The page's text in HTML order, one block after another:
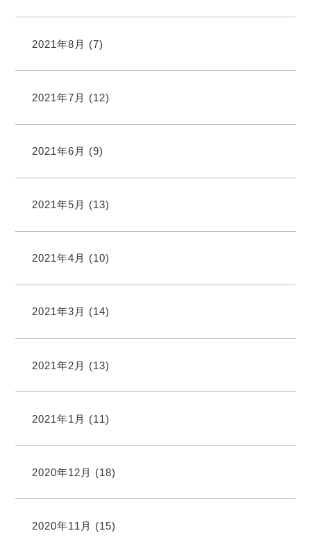
2021年8月 (7)
2021年7月 (12)
2021年6月 (9)
2021年5月 (13)
2021年4月 (10)
2021年3月 (14)
2021年2月 (13)
2021年1月 (11)
2020年12月 (18)
2020年11月 (15)